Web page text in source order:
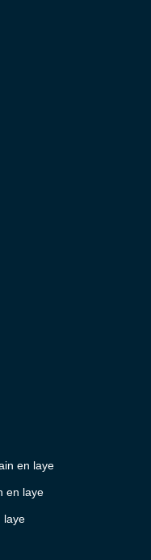
en laye
en laye
laye